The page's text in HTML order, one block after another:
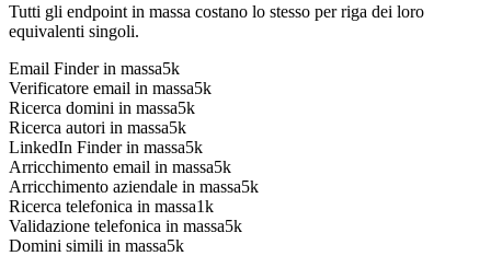
Tutti gli endpoint in massa costano lo stesso per riga dei loro
equivalenti singoli.
Email Finder in massa5k
Verificatore email in massa5k
Ricerca domini in massa5k
Ricerca autori in massa5k
LinkedIn Finder in massa5k
Arricchimento email in massa5k
Arricchimento aziendale in massa5k
Ricerca telefonica in massa1k
Validazione telefonica in massa5k
Domini simili in massa5k